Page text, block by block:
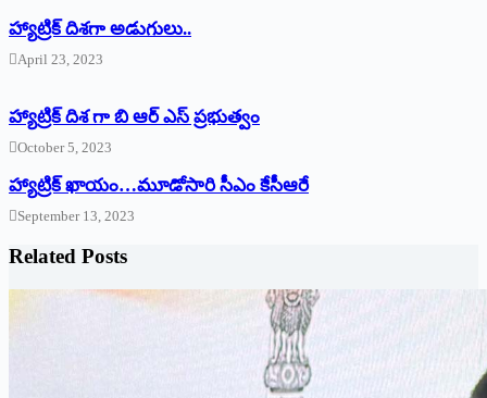
‌హ్యాట్రిక్‌ ‌దిశగా అడుగులు..
April 23, 2023
హ్యాట్రిక్ దిశ గా బి ఆర్ ఎస్ ప్రభుత్వం
October 5, 2023
హ్యాట్రిక్‌ ‌ఖాయం…మూడోసారి సీఎం కేసీఆరే
September 13, 2023
Related Posts